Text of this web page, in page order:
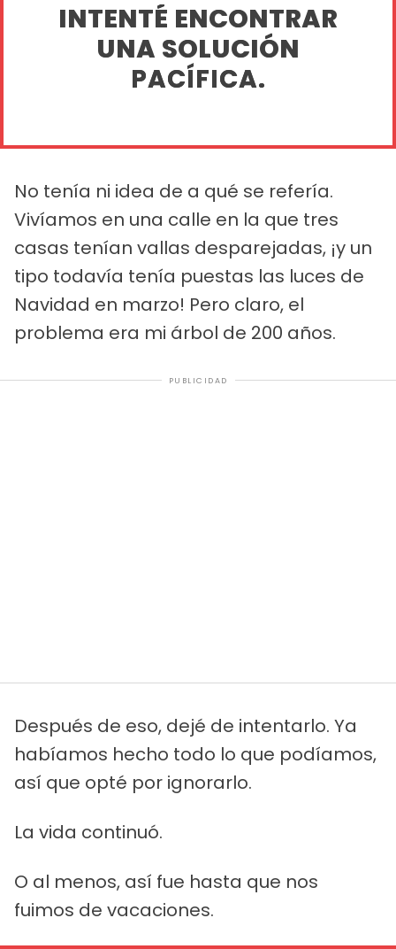
INTENTÉ ENCONTRAR
UNA SOLUCIÓN
PACÍFICA.
No tenía ni idea de a qué se refería.
Vivíamos en una calle en la que tres
casas tenían vallas desparejadas, ¡y un
tipo todavía tenía puestas las luces de
Navidad en marzo! Pero claro, el
problema era mi árbol de 200 años.
PUBLICIDAD
Después de eso, dejé de intentarlo. Ya
habíamos hecho todo lo que podíamos,
así que opté por ignorarlo.
La vida continuó.
O al menos, así fue hasta que nos
fuimos de vacaciones.